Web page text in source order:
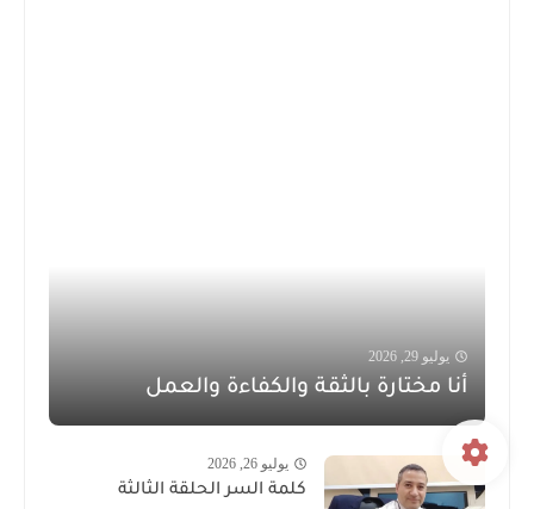
يوليو 29, 2026
أنا مختارة بالثقة والكفاءة والعمل
يوليو 26, 2026
كلمة السر الحلقة الثالثة